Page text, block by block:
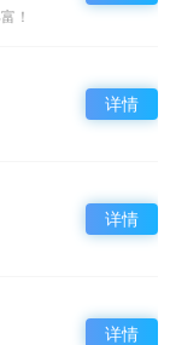
！
详情
详情
详情